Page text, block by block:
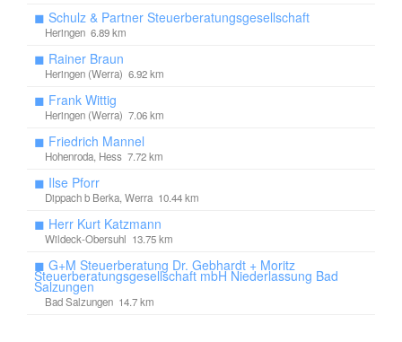
◼ Schulz & Partner Steuerberatungsgesellschaft
Heringen 6.89 km
◼ Rainer Braun
Heringen (Werra) 6.92 km
◼ Frank Wittig
Heringen (Werra) 7.06 km
◼ Friedrich Mannel
Hohenroda, Hess 7.72 km
◼ Ilse Pforr
Dippach b Berka, Werra 10.44 km
◼ Herr Kurt Katzmann
Wildeck-Obersuhl 13.75 km
◼ G+M Steuerberatung Dr. Gebhardt + Moritz
Steuerberatungsgesellschaft mbH Niederlassung Bad
Salzungen
Bad Salzungen 14.7 km